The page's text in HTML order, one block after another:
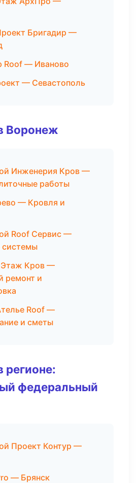
Бригадир —
Roof — Иваново
— Севастополь
Воронеж
Инженерия Кров —
работы
— Кровля и
Roof Сервис —
системы
Этаж Кров —
ремонт и
Roof —
и сметы
регионе:
федеральный
Проект Контур —
— Брянск